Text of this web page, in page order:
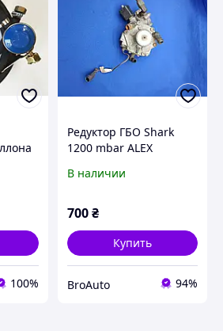
100%
Редуктор ГБО Shark
1200 mbar ALEX
В наличии
700₴
Купить
BroAuto 94%